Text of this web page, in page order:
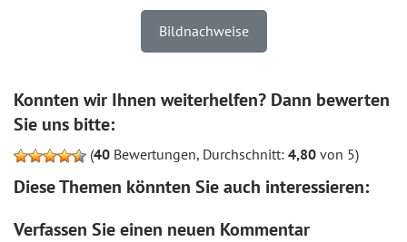
Bildnachweise
Konnten wir Ihnen weiterhelfen? Dann bewerten
Sie uns bitte:
(40 Bewertungen, Durchschnitt: 4,80 von 5)
Diese Themen könnten Sie auch interessieren:
Verfassen Sie einen neuen Kommentar